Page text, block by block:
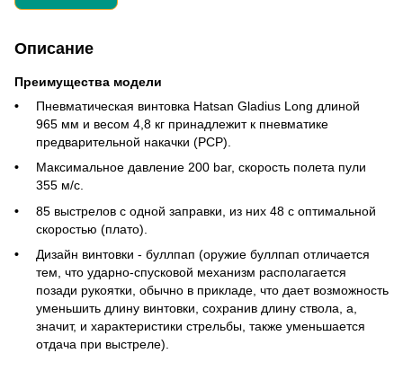
Описание
Преимущества модели
Пневматическая винтовка Hatsan Gladius Long длиной
965 мм и весом 4,8 кг принадлежит к пневматике
предварительной накачки (PCP).
Максимальное давление 200 bar, скорость полета пули
355 м/с.
85 выстрелов с одной заправки, из них 48 с оптимальной
скоростью (плато).
Дизайн винтовки - буллпап (оружие буллпап отличается
тем, что ударно-спусковой механизм располагается
позади рукоятки, обычно в прикладе, что дает возможность
уменьшить длину винтовки, сохранив длину ствола, а,
значит, и характеристики стрельбы, также уменьшается
отдача при выстреле).